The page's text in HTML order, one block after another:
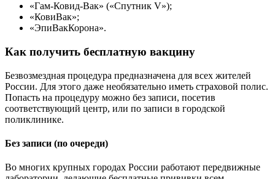
«Гам-Ковид-Вак» («Спутник V»);
«КовиВак»;
«ЭпиВакКорона».
Как получить бесплатную вакцину
Безвозмездная процедура предназначена для всех жителей
России. Для этого даже необязательно иметь страховой полис.
Попасть на процедуру можно без записи, посетив
соответствующий центр, или по записи в городской
поликлинике.
Без записи (по очереди)
Во многих крупных городах России работают передвижные